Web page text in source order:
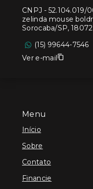
Menu
Início
Sobre
Contato
Financie
CNPJ - 52.104.019/
zelinda mouse
Sorocaba/SP,
(15) 99644-7546
Ver e-mail